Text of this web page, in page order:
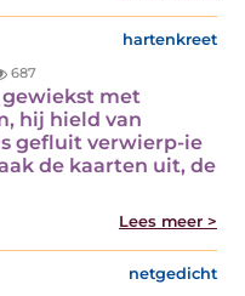
hartenkreet
687
gewiekst met
hij hield van
gefluit verwierp-ie
de kaarten uit, de
Lees meer >
netgedicht